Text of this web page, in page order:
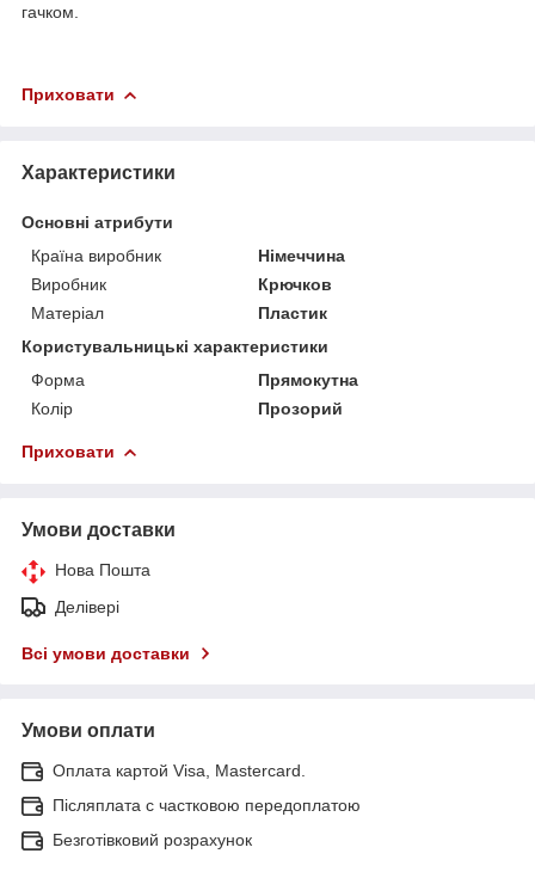
гачком.
Приховати
Характеристики
Основні атрибути
Країна виробник
Німеччина
Виробник
Крючков
Матеріал
Пластик
Користувальницькі характеристики
Форма
Прямокутна
Колір
Прозорий
Приховати
Умови доставки
Нова Пошта
Делівері
Всі умови доставки
Умови оплати
Оплата картой Visa, Mastercard.
Післяплата c частковою передоплатою
Безготівковий розрахунок